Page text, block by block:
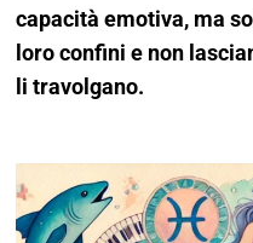
capacità emotiva, ma
loro confini e non
li travolgano.